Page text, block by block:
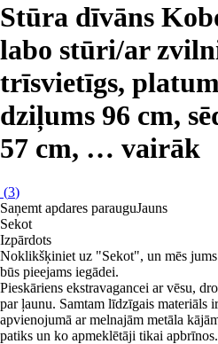
Stūra dīvāns
labo stūri/ar
trīsvietīgs,
dziļums 96 cm,
57 cm, … vairāk
(3)
Saņemt apdares parauguJauns
Sekot
Izpārdots
Noklikšķiniet uz "Sekot", un mēs
būs pieejams iegādei.
Pieskāriens ekstravagancei ar vēsu,
par ļaunu. Samtam līdzīgais materiāls
apvienojumā ar melnajām metāla
patiks un ko apmeklētāji tikai apbrīnos.